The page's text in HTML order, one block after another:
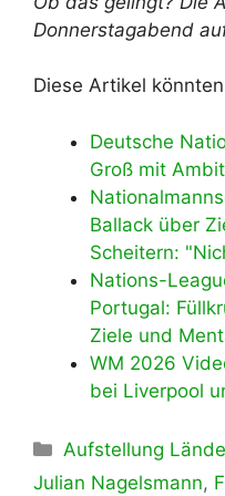
Donnerstagabend
Diese Artikel
Deutsche
Groß mit
Ballack über
Scheitern:
Nations-
Portugal:
Ziele und
WM 2026
bei Liverpool
Kategorien
Aufstellung
Julian Nagelsmann,